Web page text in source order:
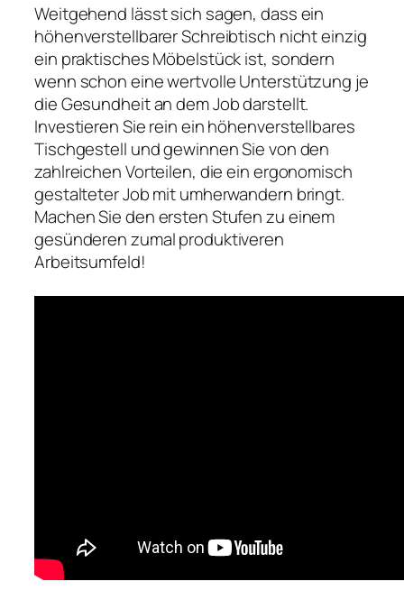
Weitgehend lässt sich sagen, dass ein
höhenverstellbarer Schreibtisch nicht einzig
ein praktisches Möbelstück ist, sondern
wenn schon eine wertvolle Unterstützung je
die Gesundheit an dem Job darstellt.
Investieren Sie rein ein höhenverstellbares
Tischgestell und gewinnen Sie von den
zahlreichen Vorteilen, die ein ergonomisch
gestalteter Job mit umherwandern bringt.
Machen Sie den ersten Stufen zu einem
gesünderen zumal produktiveren
Arbeitsumfeld!